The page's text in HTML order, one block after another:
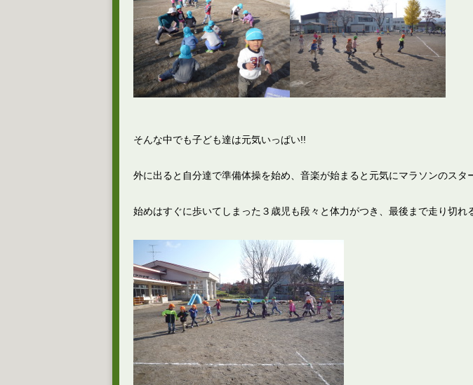
そんな中でも子ども達は元気いっぱい!!
外に出ると自分達で準備体操を始め、音楽が始まると元気にマラソンのスタ
始めはすぐに歩いてしまった３歳児も段々と体力がつき、最後まで走り切れ